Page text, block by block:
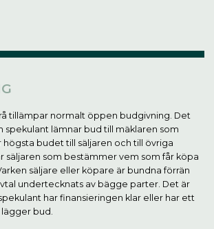
tillämpar normalt öppen budgivning. Det
spekulant lämnar bud till mäklaren som
budet till säljaren och till övriga
säljaren som bestämmer vem som får köpa
säljare eller köpare är bundna förrän
undertecknats av bägge parter. Det är
har finansieringen klar eller har ett
bud.